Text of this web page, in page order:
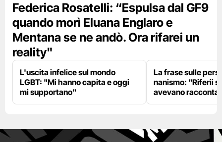
Federica Rosatelli: “Espulsa dal GF9
quando morì Eluana Englaro e
Mentana se ne andò. Ora rifarei un
reality"
L'uscita infelice sul mondo
LGBT: "Mi hanno capita e oggi
mi supportano"
La frase sulle
nanismo: "Riferii
avevano